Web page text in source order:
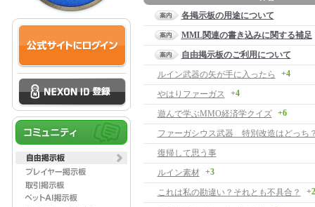
各掲示板の用途について
MML関連の書き込みに関する補足
自由掲示板のご利用について
ルイン武器の矢が手に入ったら
+4
やはりファーガス +4
遊んで学ぶMMO経済学クイズ +6
ファーガシウス武器 特別改造はどっち
復帰して思う事
ルイン素材
+3
これは私の勘違い？それとも不具合？ +2